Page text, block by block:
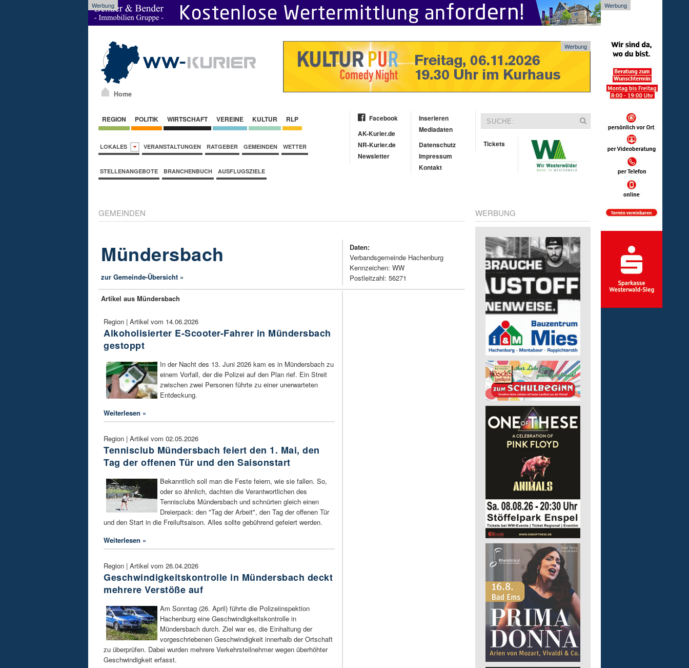
Werbung Werbung
Home
Werbung
REGION POLITIK WIRTSCHAFT VEREINE KULTUR RLP
LOKALES VERANSTALTUNGEN RATGEBER GEMEINDEN WETTER
STELLENANGEBOTE BRANCHENBUCH AUSFLUGSZIELE
Facebook
AK-Kurier.de
NR-Kurier.de
Newsletter
Inserieren
Mediadaten
Datenschutz
Impressum
Kontakt
Tickets
GEMEINDEN
Mündersbach
zur Gemeinde-Übersicht »
Daten:
Verbandsgemeinde Hachenburg
Kennzeichen: WW
Postleitzahl: 56271
Artikel aus Mündersbach
Region | Artikel vom 14.06.2026
Alkoholisierter E-Scooter-Fahrer in Mündersbach
gestoppt
In der Nacht des 13. Juni 2026 kam es in Mündersbach zu
einem Vorfall, der die Polizei auf den Plan rief. Ein Streit
zwischen zwei Personen führte zu einer unerwarteten
Entdeckung.
Weiterlesen »
Region | Artikel vom 02.05.2026
Tennisclub Mündersbach feiert den 1. Mai, den
Tag der offenen Tür und den Saisonstart
Bekanntlich soll man die Feste feiern, wie sie fallen. So,
oder so ähnlich, dachten die Verantwortlichen des
Tennisclubs Mündersbach und schnürten gleich einen
Dreierpack: den "Tag der Arbeit", den Tag der offenen Tür
und den Start in die Freiluftsaison. Alles sollte gebührend gefeiert werden.
Weiterlesen »
Region | Artikel vom 26.04.2026
Geschwindigkeitskontrolle in Mündersbach deckt
mehrere Verstöße auf
Am Sonntag (26. April) führte die Polizeiinspektion
Hachenburg eine Geschwindigkeitskontrolle in
Mündersbach durch. Ziel war es, die Einhaltung der
vorgeschriebenen Geschwindigkeit innerhalb der Ortschaft
zu überprüfen. Dabei wurden mehrere Verkehrsteilnehmer wegen überhöhter
Geschwindigkeit erfasst.
WERBUNG